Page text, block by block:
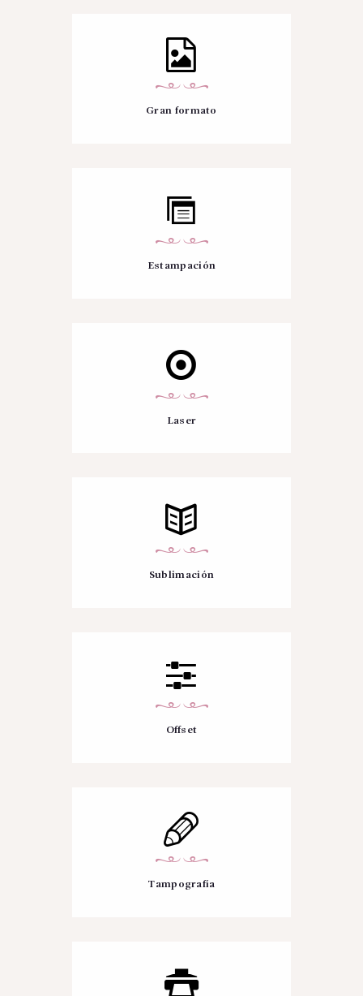
Gran formato
Estampación
Laser
Sublimación
Offset
Tampografía